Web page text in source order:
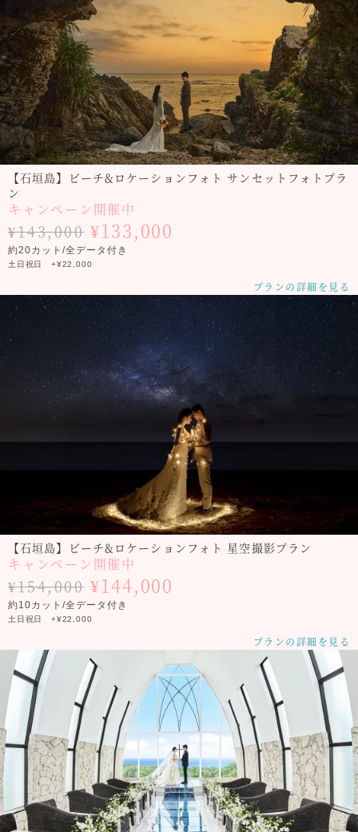
【石垣島】ビーチ&ロケーションフォト サンセットフォトプラ
ン
キャンペーン開催中
¥143,000 ¥133,000
約20カット/全データ付き
土日祝日 +¥22,000
プランの詳細を見る
【石垣島】ビーチ&ロケーションフォト 星空撮影プラン
キャンペーン開催中
¥154,000 ¥144,000
約10カット/全データ付き
土日祝日 +¥22,000
プランの詳細を見る